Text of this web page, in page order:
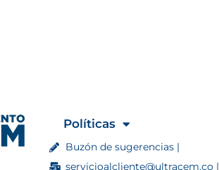
Políticas
Buzón de sugerencias |
servicioalcliente@ultracem.co |